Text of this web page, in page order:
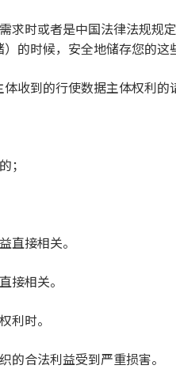
求时或者是中国法律法规
的时候，安全地储存您的
收到的行使数据主体权利的
；
直接相关。
接相关。
利时。
合法利益受到严重损害。